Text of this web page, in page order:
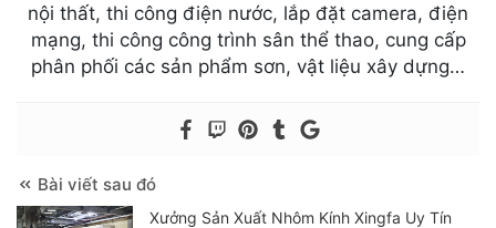
nội thất, thi công điện nước, lắp đặt camera, điện
mạng, thi công công trình sân thể thao, cung cấp
phân phối các sản phẩm sơn, vật liệu xây dựng…
Bài viết sau đó
Xưởng Sản Xuất Nhôm Kính Xingfa Uy Tín